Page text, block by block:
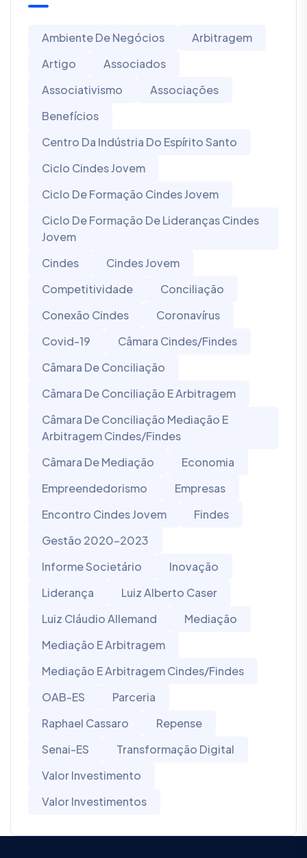
Ambiente De Negócios
Arbitragem
Artigo
Associados
Associativismo
Associações
Benefícios
Centro Da Indústria Do Espírito Santo
Ciclo Cindes Jovem
Ciclo De Formação Cindes Jovem
Ciclo De Formação De Lideranças Cindes
Jovem
Cindes
Cindes Jovem
Competitividade
Conciliação
Conexão Cindes
Coronavírus
Covid-19
Câmara Cindes/Findes
Câmara De Conciliação
Câmara De Conciliação E Arbitragem
Câmara De Conciliação Mediação E
Arbitragem Cindes/Findes
Câmara De Mediação
Economia
Empreendedorismo
Empresas
Encontro Cindes Jovem
Findes
Gestão 2020-2023
Informe Societário
Inovação
Liderança
Luiz Alberto Caser
Luiz Cláudio Allemand
Mediação
Mediação E Arbitragem
Mediação E Arbitragem Cindes/Findes
OAB-ES
Parceria
Raphael Cassaro
Repense
Senai-ES
Transformação Digital
Valor Investimento
Valor Investimentos